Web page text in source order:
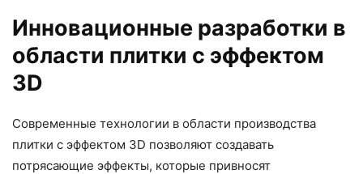
Инновационные разработки в
области плитки с эффектом
3D
Современные технологии в области производства
плитки с эффектом 3D позволяют создавать
потрясающие эффекты, которые привносят